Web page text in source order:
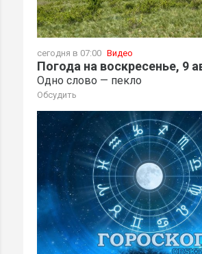
сегодня в 07:00 Видео
Погода на воскресенье, 9
Одно слово — пекло
Обсудить